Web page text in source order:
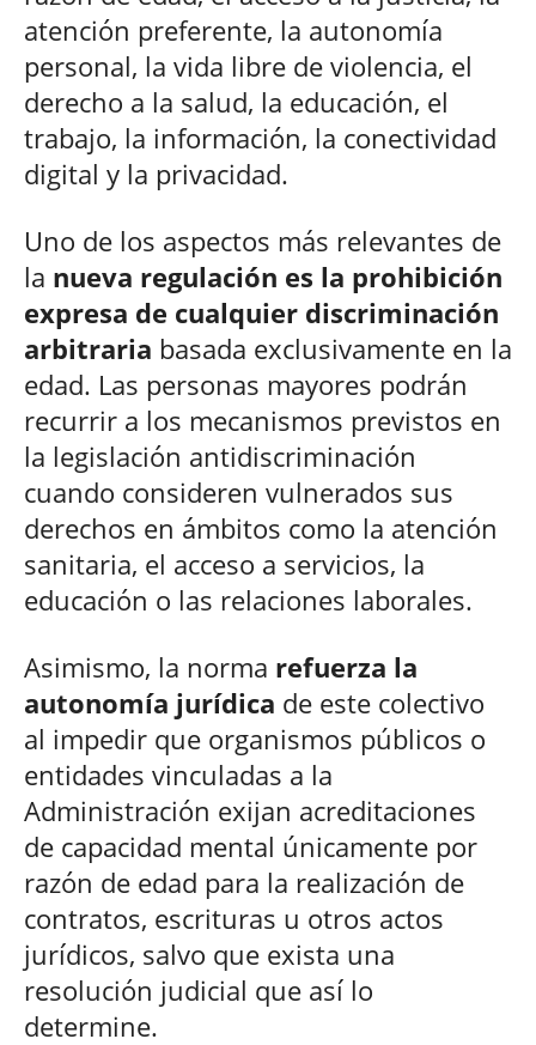
atención preferente, la autonomía
personal, la vida libre de violencia, el
derecho a la salud, la educación, el
trabajo, la información, la conectividad
digital y la privacidad.
Uno de los aspectos más relevantes de
la nueva regulación es la prohibición
expresa de cualquier discriminación
arbitraria basada exclusivamente en la
edad. Las personas mayores podrán
recurrir a los mecanismos previstos en
la legislación antidiscriminación
cuando consideren vulnerados sus
derechos en ámbitos como la atención
sanitaria, el acceso a servicios, la
educación o las relaciones laborales.
Asimismo, la norma refuerza la
autonomía jurídica de este colectivo
al impedir que organismos públicos o
entidades vinculadas a la
Administración exijan acreditaciones
de capacidad mental únicamente por
razón de edad para la realización de
contratos, escrituras u otros actos
jurídicos, salvo que exista una
resolución judicial que así lo
determine.